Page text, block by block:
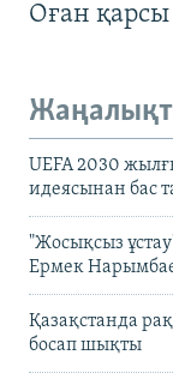
Оған
UEFA 2030
идеясынан бас
"Жосықсыз
Ермек
Қазақстанда
босап шықты